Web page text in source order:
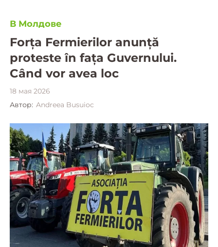
В Молдове
Forța Fermierilor anunță
proteste în fața Guvernului.
Când vor avea loc
18 мая 2026
Автор: Andreea Busuioc